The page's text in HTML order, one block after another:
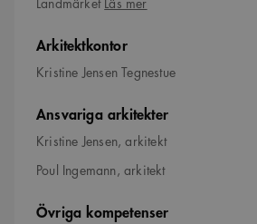
Arkitektkontor
Kristine Jensen Tegnestue
Ansvariga arkitekter
Kristine Jensen, arkitekt
Poul Ingemann, arkitekt
Övriga kompetenser